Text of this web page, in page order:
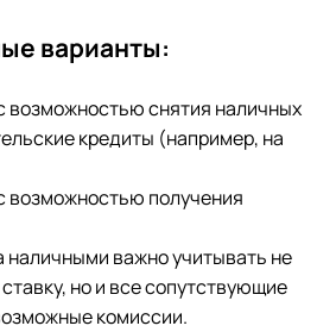
варианты:
возможностью снятия наличных
кредиты (например, на
возможностью получения
наличными важно учитывать не
но и все сопутствующие
комиссии.